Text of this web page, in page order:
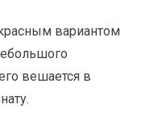
вариантом
вешается в